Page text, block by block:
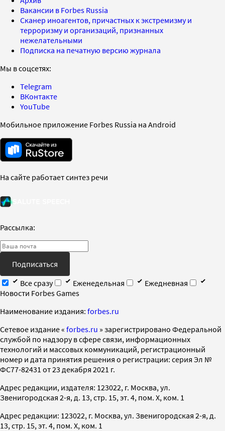
Вакансии в Forbes Russia
Сканер иноагентов, причастных к экстремизму и
терроризму и организаций, признанных
нежелательными
Подписка на печатную версию журнала
Мы в соцсетях:
Telegram
ВКонтакте
YouTube
Мобильное приложение Forbes Russia на Android
На сайте работает синтез речи
Рассылка:
Подписаться
Все сразу
Еженедельная
Ежедневная
Новости Forbes Games
Наименование издания: forbes.ru
Cетевое издание « forbes.ru » зарегистрировано Федеральной
службой по надзору в сфере связи, информационных
технологий и массовых коммуникаций, регистрационный
номер и дата принятия решения о регистрации: серия Эл №
ФС77-82431 от 23 декабря 2021 г.
Адрес редакции, издателя: 123022, г. Москва, ул.
Звенигородская 2-я, д. 13, стр. 15, эт. 4, пом. X, ком. 1
Адрес редакции: 123022, г. Москва, ул. Звенигородская 2-я, д.
13, стр. 15, эт. 4, пом. X, ком. 1